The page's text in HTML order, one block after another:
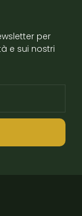
per
e sui nostri